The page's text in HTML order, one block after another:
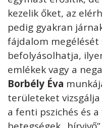
kezelik őket, az
pedig gyakran
fájdalom
befolyásolhatja,
emlékek vagy a
Borbély Éva
területeket
a fenti pszichés és